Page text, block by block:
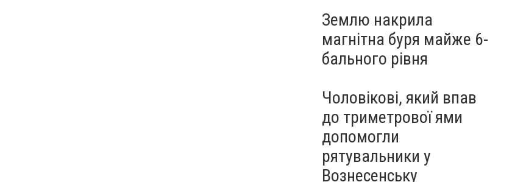
Землю накрила
магнітна буря майже 6-
бального рівня
Чоловікові, який впав
до триметрової ями
допомогли
рятувальники у
Вознесенську